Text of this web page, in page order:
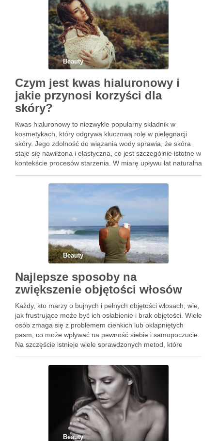
Beauty
Czym jest kwas hialuronowy i
jakie przynosi korzyści dla
skóry?
Kwas hialuronowy to niezwykle popularny składnik w
kosmetykach, który odgrywa kluczową rolę w pielęgnacji
skóry. Jego zdolność do wiązania wody sprawia, że skóra
staje się nawilżona i elastyczna, co jest szczególnie istotne w
kontekście procesów starzenia. W miarę upływu lat naturalna
widocznych …
Beauty
Najlepsze sposoby na
zwiększenie objętości włosów
Każdy, kto marzy o bujnych i pełnych objętości włosach, wie,
jak frustrujące może być ich osłabienie i brak objętości. Wiele
osób zmaga się z problemem cienkich lub oklapniętych
pasm, co może wpływać na pewność siebie i samopoczucie.
Na szczęście istnieje wiele sprawdzonych metod, które
Beauty